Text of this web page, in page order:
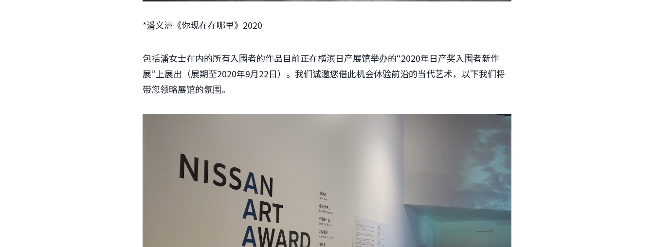
*潘义洲《你现在在哪里》2020
包括潘女士在内的所有入围者的作品目前正在横滨日产展馆举办的“2020年日产奖入围者新作
展”上展出（展期至2020年9月22日）。我们诚邀您借此机会体验前沿的当代艺术，以下我们将
带您领略展馆的氛围。